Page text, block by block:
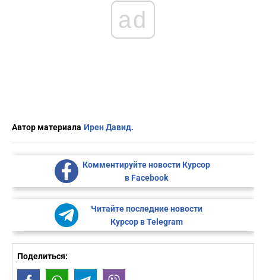
ad
Автор материала Ирен Давид.
Комментируйте новости Курсор
в Facebook
Читайте последние новости
Курсор в Telegram
Поделиться: